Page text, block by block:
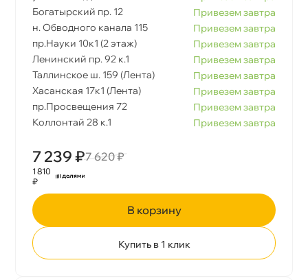
Богатырский пр. 12
Привезем завтра
н. Обводного канала 115
Привезем завтра
пр.Науки 10к1 (2 этаж)
Привезем завтра
Ленинский пр. 92 к.1
Привезем завтра
Таллинское ш. 159 (Лента)
Привезем завтра
Хасанская 17к1 (Лента)
Привезем завтра
пр.Просвещения 72
Привезем завтра
Коллонтай 28 к.1
Привезем завтра
7 239 ₽7 620 ₽
1 810
₽
корзину
Купить в 1 клик